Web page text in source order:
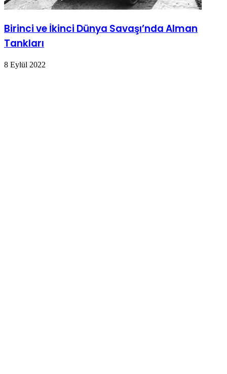
Birinci ve İkinci Dünya Savaşı’nda Alman
Tankları
8 Eylül 2022